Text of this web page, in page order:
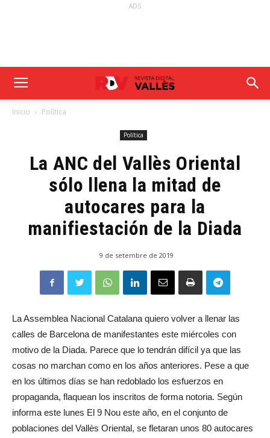
ADS
Inicio Política
Política
La ANC del Vallès Oriental
sólo llena la mitad de
autocares para la
manifiestación de la Diada
9 de setembre de 2019
La Assemblea Nacional Catalana quiero volver a llenar las
calles de Barcelona de manifestantes este miércoles con
motivo de la Diada. Parece que lo tendrán difícil ya que las
cosas no marchan como en los años anteriores. Pese a que
en los últimos días se han redoblado los esfuerzos en
propaganda, flaquean los inscritos de forma notoria. Según
informa este lunes El 9 Nou este año, en el conjunto de
poblaciones del Vallès Oriental, se fletaran unos 80 autocares